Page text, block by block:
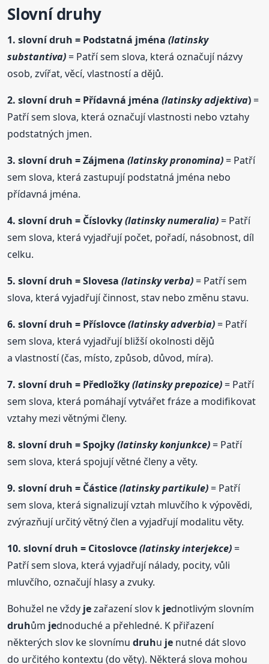
Slovnídruhy
1. slovnídruh = Podstatná jména(latinsky
substantiva)= Patří sem slova, která označují názvy
osob, zvířat, věcí, vlastností a dějů.
2. slovnídruh = Přídavná jména (latinsky adjektiva)=
Patří sem slova, která označují vlastnosti nebo vztahy
podstatných jmen.
3. slovnídruh = Zájmena(latinsky pronomina)= Patří
sem slova, která zastupují podstatná jména nebo
přídavná jména.
4. slovnídruh = Číslovky(latinsky numeralia) = Patří
sem slova, která vyjadřují počet, pořadí, násobnost, díl
celku.
5. slovnídruh = Slovesa(latinsky verba)= Patří sem
slova, která vyjadřují činnost, stav nebo změnu stavu.
6. slovnídruh = Příslovce(latinsky adverbia)= Patří
sem slova, která vyjadřují bližší okolnosti dějů
a vlastností (čas, místo, způsob, důvod, míra).
7. slovnídruh = Předložky(latinsky prepozice)= Patří
sem slova, která pomáhají vytvářet fráze a modifikovat
vztahy mezi větnými členy.
8. slovnídruh = Spojky(latinsky konjunkce)= Patří
sem slova, která spojují větné členy a věty.
9. slovnídruh = Částice(latinsky partikule)= Patří
sem slova, která signalizují vztah mluvčího k výpovědi,
zvýrazňují určitý větný člen a vyjadřují modalitu věty.
10. slovnídruh = Citoslovce(latinsky interjekce)=
Patří sem slova, která vyjadřují nálady, pocity, vůli
mluvčího, označují hlasy a zvuky.
Bohužel ne vždy jezařazení slov k jednotlivým slovním
druhům jednoduché a přehledné. K přiřazení
některých slov ke slovnímudruhu je nutné dát slovo
do určitého kontextu (do věty). Některá slova mohou